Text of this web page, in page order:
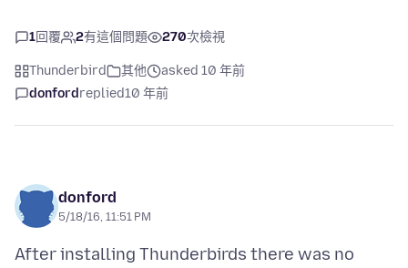
1回覆 2有這個問題 270次檢視
Thunderbird 其他
asked 10 年前
donfordreplied10 年前
donford
5/18/16, 11:51 PM
After installing Thunderbirds there was no